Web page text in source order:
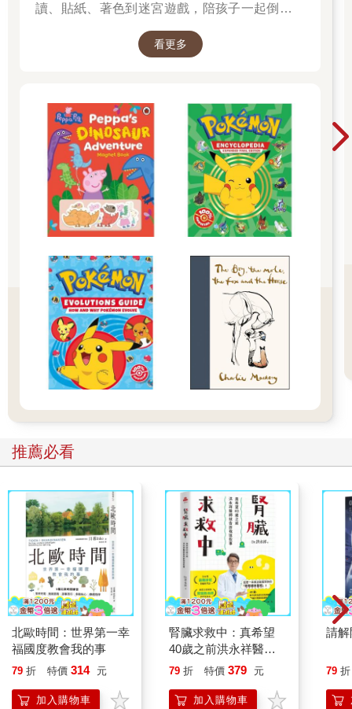
讀、貼紙、著色到迷宮遊戲，陪孩子一起倒數歡
滿的驚喜與節慶溫度， Read it, Play it, Feel the
看更多
推薦必看
北歐時間：世界第一幸
福國度教會我的事
79 折 特價 314 元
加入購物車
腎臟求救中：真希望
40歲之前洪永祥醫師
就告訴我這些事
79 折 特價 379 元
加入購物車
請解
79 折